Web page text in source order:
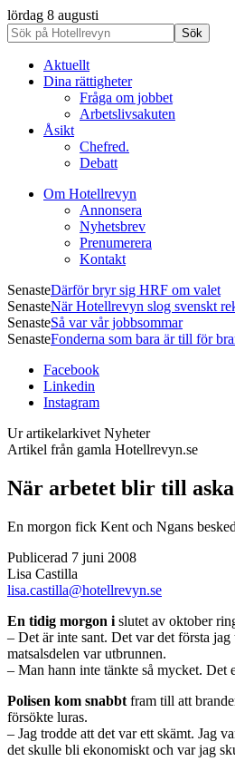
lördag 8 augusti
Aktuellt
Dina rättigheter
Fråga om jobbet
Arbetslivsakuten
Åsikt
Chefred.
Debatt
Om Hotellrevyn
Annonsera
Nyhetsbrev
Prenumerera
Kontakt
SenasteDärför bryr sig HRF om valet
SenasteNär Hotellrevyn slog svenskt
SenasteSå var vår jobbsommar
SenasteFonderna som bara är till för
Facebook
Linkedin
Instagram
Ur artikelarkivet Nyheter
Artikel från gamla Hotellrevyn.se
När arbetet blir till aska
En morgon fick Kent och Ngans
Publicerad 7 juni 2008
Lisa Castilla
lisa.castilla@hotellrevyn.se
En tidig morgon i slutet av oktober
– Det är inte sant. Det var det första
matsalsdelen var utbrunnen.
– Man hann inte tänkte så mycket. Det
Polisen kom snabbt fram till att
försökte luras.
– Jag trodde att det var ett skämt. Jag
det skulle bli ekonomiskt och var jag